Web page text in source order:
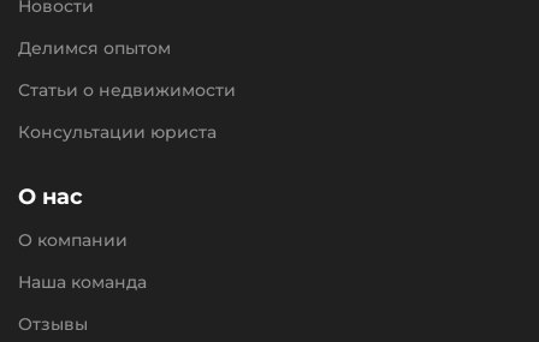
Новости
Делимся опытом
Статьи о недвижимости
Консультации юриста
О нас
О компании
Наша команда
Отзывы